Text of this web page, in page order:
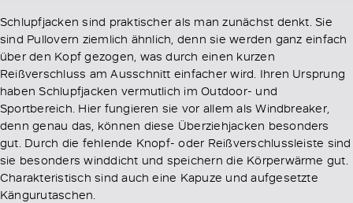
Schlupfjacken sind praktischer als man zunächst denkt. Sie
sind Pullovern ziemlich ähnlich, denn sie werden ganz einfach
über den Kopf gezogen, was durch einen kurzen
Reißverschluss am Ausschnitt einfacher wird. Ihren Ursprung
haben Schlupfjacken vermutlich im Outdoor- und
Sportbereich. Hier fungieren sie vor allem als Windbreaker,
denn genau das, können diese Überziehjacken besonders
gut. Durch die fehlende Knopf- oder Reißverschlussleiste sind
sie besonders winddicht und speichern die Körperwärme gut.
Charakteristisch sind auch eine Kapuze und aufgesetzte
Kängurutaschen.